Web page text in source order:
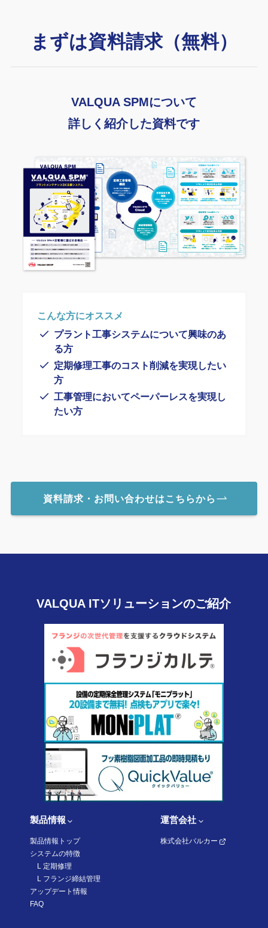
まずは資料請求（無料）
VALQUA SPMについて
詳しく紹介した資料です
こんな方にオススメ
プラント工事システムについて興味のあ
る方
定期修理工事のコスト削減を実現したい
方
工事管理においてペーパーレスを実現し
たい方
資料請求・お問い合わせはこちらから
VALQUA ITソリューションのご紹介
製品情報
製品情報トップ
システムの特徴
L 定期修理
L フランジ締結管理
アップデート情報
FAQ
運営会社
株式会社バルカー